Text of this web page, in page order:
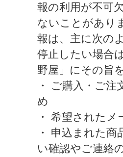
報の利用が不可
ないことがあり
報は、主に次の
停止したい場合
野屋」にその旨
・ ご購入・ご
め
・ 希望された
・ 申込まれた
い確認やご連絡